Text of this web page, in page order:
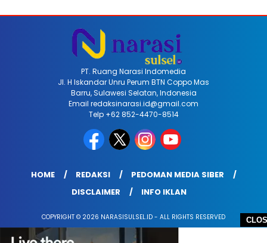
PT. Ruang Narasi Indomedia
Jl. H Iskandar Unru Perum BTN Coppo Mas
Barru, Sulawesi Selatan, Indonesia
Email redaksinarasi.id@gmail.com
Telp +62 852-4470-8514
HOME REDAKSI
PEDOMAN MEDIA SIBER
DISCLAIMER
INFO IKLAN
COPYRIGHT © 2026 NARASISULSEL.ID - ALL RIGHTS RESERVED